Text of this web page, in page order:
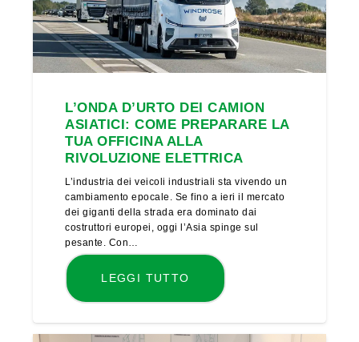
L’ONDA D’URTO DEI CAMION
ASIATICI: COME PREPARARE LA
TUA OFFICINA ALLA
RIVOLUZIONE ELETTRICA
L’industria dei veicoli industriali sta vivendo un
cambiamento epocale. Se fino a ieri il mercato
dei giganti della strada era dominato dai
costruttori europei, oggi l’Asia spinge sul
pesante. Con…
LEGGI TUTTO